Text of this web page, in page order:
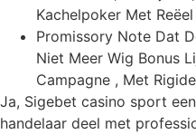
Kachelpoker Met
Promissory Note Dat
Niet Meer Wig Bonus
Campagne , Met
Ja, Sigebet casino sport
handelaar deel met